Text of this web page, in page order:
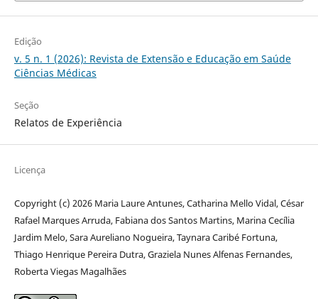
Edição
v. 5 n. 1 (2026): Revista de Extensão e Educação em Saúde
Ciências Médicas
Seção
Relatos de Experiência
Licença
Copyright (c) 2026 Maria Laure Antunes, Catharina Mello Vidal, César
Rafael Marques Arruda, Fabiana dos Santos Martins, Marina Cecília
Jardim Melo, Sara Aureliano Nogueira, Taynara Caribé Fortuna,
Thiago Henrique Pereira Dutra, Graziela Nunes Alfenas Fernandes,
Roberta Viegas Magalhães